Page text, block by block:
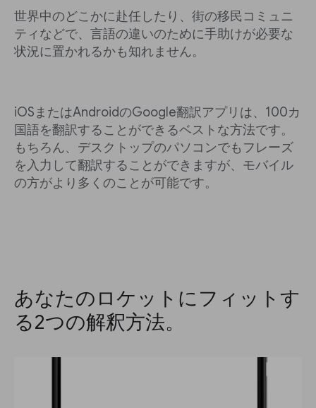
世界中のどこかに赴任したり、街の移民コミュニ
ティなどで、言語の違いのために手助けが必要な
状況に置かれるかも知れません。
iOSまたはAndroidのGoogle翻訳アプリは、100カ
国語を翻訳することができるベストな方法です。
もちろん、デスクトップのパソコンでもフレーズ
を入力して翻訳することができますが、モバイル
の方がより多くのことが可能です。
あなたのロケットにフィットす
る2つの解釈方法。